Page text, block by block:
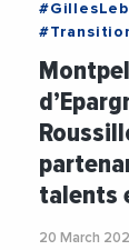
talents
20 March